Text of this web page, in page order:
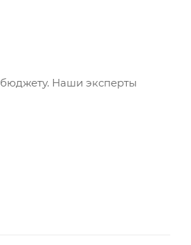
Наши эксперты